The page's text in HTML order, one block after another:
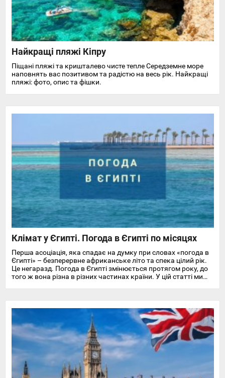
Найкращі пляжі Кіпру
Піщані пляжі та кришталево чисте тепле Середземне море
наповнять вас позитивом та радістю на весь рік. Найкращі
пляжі: фото, опис та фішки.
Клімат у Єгипті. Погода в Єгипті по місяцях
Перша асоціація, яка спадає на думку при словах «погода в
Єгипті» – безперервне африканське літо та спека цілий рік.
Це негаразд. Погода в Єгипті змінюється протягом року, до
того ж вона різна в різних частинах країни. У цій статті ми
Червоного моря.